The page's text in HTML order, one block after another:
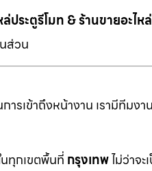
ประตูรีโมท & ร้านขายอะไห
ส่วน
การเข้าถึงหน้างาน เรามีที
นทุกเขตพื้นที่ กรุงเทพไม่ว่าจ